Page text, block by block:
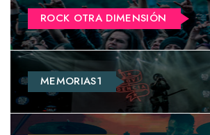
ROCK OTRA DIMENSIÓN
MEMORIAS1